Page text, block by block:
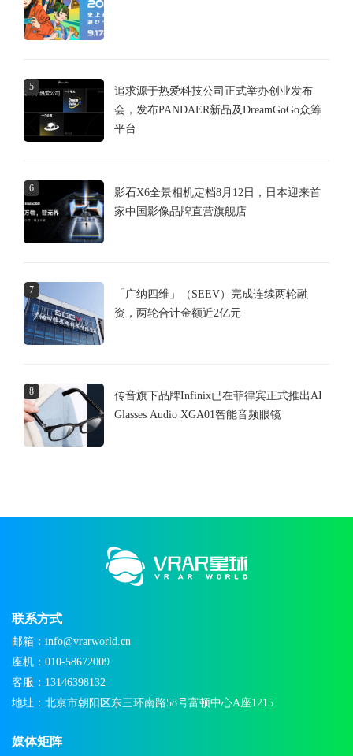
5
追求源于热爱科技公司正式举办创业发布
会，发布PANDAER新品及DreamGoGo众筹
平台
6
影石X6全景相机定档8月12日，日本迎来首
家中国影像品牌直营旗舰店
7
「广纳四维」（SEEV）完成连续两轮融
资，两轮合计金额近2亿元
8
传音旗下品牌Infinix已在菲律宾正式推出AI
Glasses Audio XGA01智能音频眼镜
联系方式
邮箱：info@vrarworld.cn
座机：010-58672009
客服：13146398132
地址：北京市朝阳区东三环南路58号富顿中心A座1215
媒体矩阵